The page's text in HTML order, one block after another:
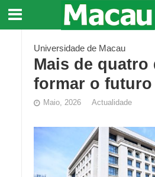
Universidade de Macau
Mais de quatro
formar o futuro
Maio, 2026 Actualidade